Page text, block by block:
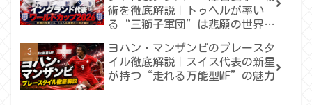
術を徹底解説｜トゥヘルが率い
る“三獅子軍団”は悲願の世界一
ヨハン・マンザンビのプレースタ
イル徹底解説｜スイス代表の新星
が持つ“走れる万能型MF”の魅力